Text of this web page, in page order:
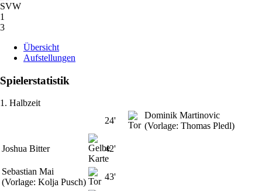
SVW
1
3
Übersicht
Aufstellungen
Spielerstatistik
1. Halbzeit
24'
Dominik Martinovic
(Vorlage: Thomas Pledl)
Joshua Bitter 42'
Sebastian Mai
(Vorlage: Kolja Pusch)
43'